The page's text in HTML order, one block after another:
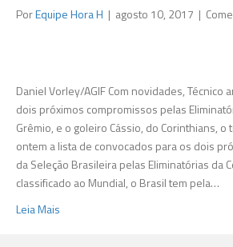
PorEquipe Hora H | agosto 10, 2017 |
Daniel Vorley/AGIF Com novidades, Técnico
dois próximos compromissos pelas
Grêmio, e o goleiro Cássio, do Corinthians, o
ontem a lista de convocados para os dois
da Seleção Brasileira pelas Eliminatórias da
classificado ao Mundial, o Brasil tem pela…
Leia Mais